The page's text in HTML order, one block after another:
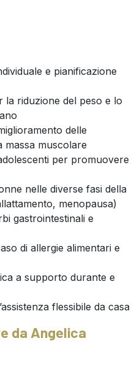
e pianificazione
la riduzione del peso e lo
delle
massa muscolare
per promuovere
nelle diverse fasi della
menopausa)
gastrointestinali e
di allergie alimentari e
a supporto durante e
flessibile da casa
da Angelica